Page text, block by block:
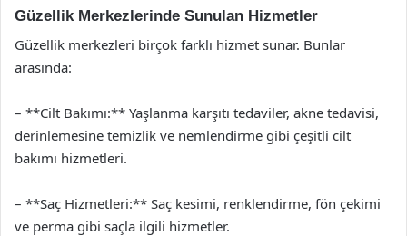
Güzellik Merkezlerinde Sunulan Hizmetler
Güzellik merkezleri birçok farklı hizmet sunar. Bunlar
arasında:
– **Cilt Bakımı:** Yaşlanma karşıtı tedaviler, akne tedavisi,
derinlemesine temizlik ve nemlendirme gibi çeşitli cilt
bakımı hizmetleri.
– **Saç Hizmetleri:** Saç kesimi, renklendirme, fön çekimi
ve perma gibi saçla ilgili hizmetler.